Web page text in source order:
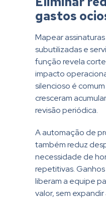
gastos
Mapear
subutilizadas e
função revela
impacto
silencioso é
cresceram
revisão periódica.
A automação de
também reduz
necessidade de
repetitivas.
liberam a equipe
valor, sem expandir